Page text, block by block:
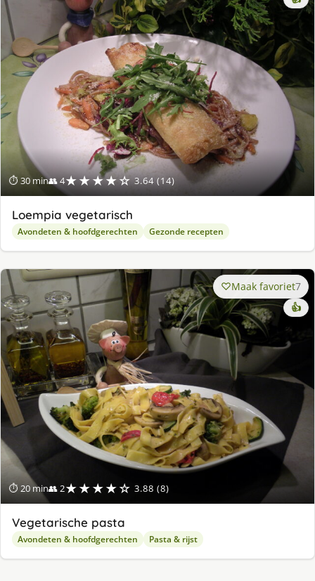
⏱ 30 min👥 4★★★★☆ 3.64 (14)
Loempia vegetarisch
Avondeten & hoofdgerechten Gezonde recepten
⏱ 20 min👥 2★★★★☆ 3.88 (8)
Maak favoriet7
👍
Vegetarische pasta
Avondeten & hoofdgerechten Pasta & rijst